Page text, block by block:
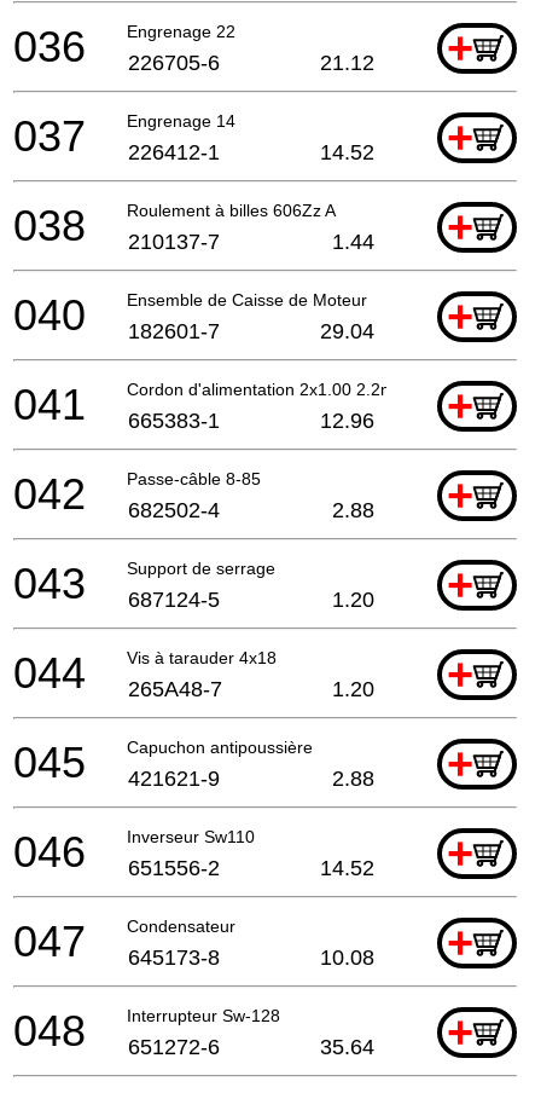
Engrenage 22 +
036 226705-6 21.12
Engrenage 14 +
037 226412-1 14.52
Roulement à billes 606Zz A +
038 210137-7 1.44
Ensemble de Caisse de Moteur +
040 182601-7 29.04
Cordon d'alimentation 2x1.00 2.2mtr +
041 665383-1 12.96
Passe-câble 8-85 +
042 682502-4 2.88
Support de serrage +
043 687124-5 1.20
Vis à tarauder 4x18 +
044 265A48-7 1.20
Capuchon antipoussière +
045 421621-9 2.88
Inverseur Sw110 +
046 651556-2 14.52
Condensateur +
047 645173-8 10.08
Interrupteur Sw-128 +
048 651272-6 35.64